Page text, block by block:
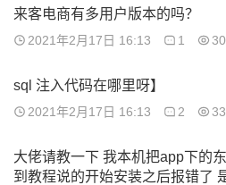
来客电商有多用户版本的吗？
2021年2月17日 16:13 1
sql 注入代码在哪里呀】
2021年2月17日 16:13 2
大佬请教一下 我本机把app下的
到教程说的开始安装之后报错了